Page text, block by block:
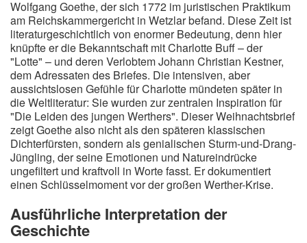
Wolfgang Goethe, der sich 1772 im juristischen Praktikum
am Reichskammergericht in Wetzlar befand. Diese Zeit ist
literaturgeschichtlich von enormer Bedeutung, denn hier
knüpfte er die Bekanntschaft mit Charlotte Buff – der
"Lotte" – und deren Verlobtem Johann Christian Kestner,
dem Adressaten des Briefes. Die intensiven, aber
aussichtslosen Gefühle für Charlotte mündeten später in
die Weltliteratur: Sie wurden zur zentralen Inspiration für
"Die Leiden des jungen Werthers". Dieser Weihnachtsbrief
zeigt Goethe also nicht als den späteren klassischen
Dichterfürsten, sondern als genialischen Sturm-und-Drang-
Jüngling, der seine Emotionen und Natureindrücke
ungefiltert und kraftvoll in Worte fasst. Er dokumentiert
einen Schlüsselmoment vor der großen Werther-Krise.
Ausführliche Interpretation der
Geschichte